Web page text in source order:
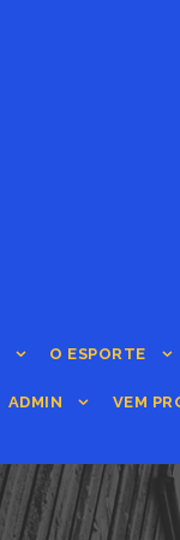
O ESPORTE
ADMIN VEM